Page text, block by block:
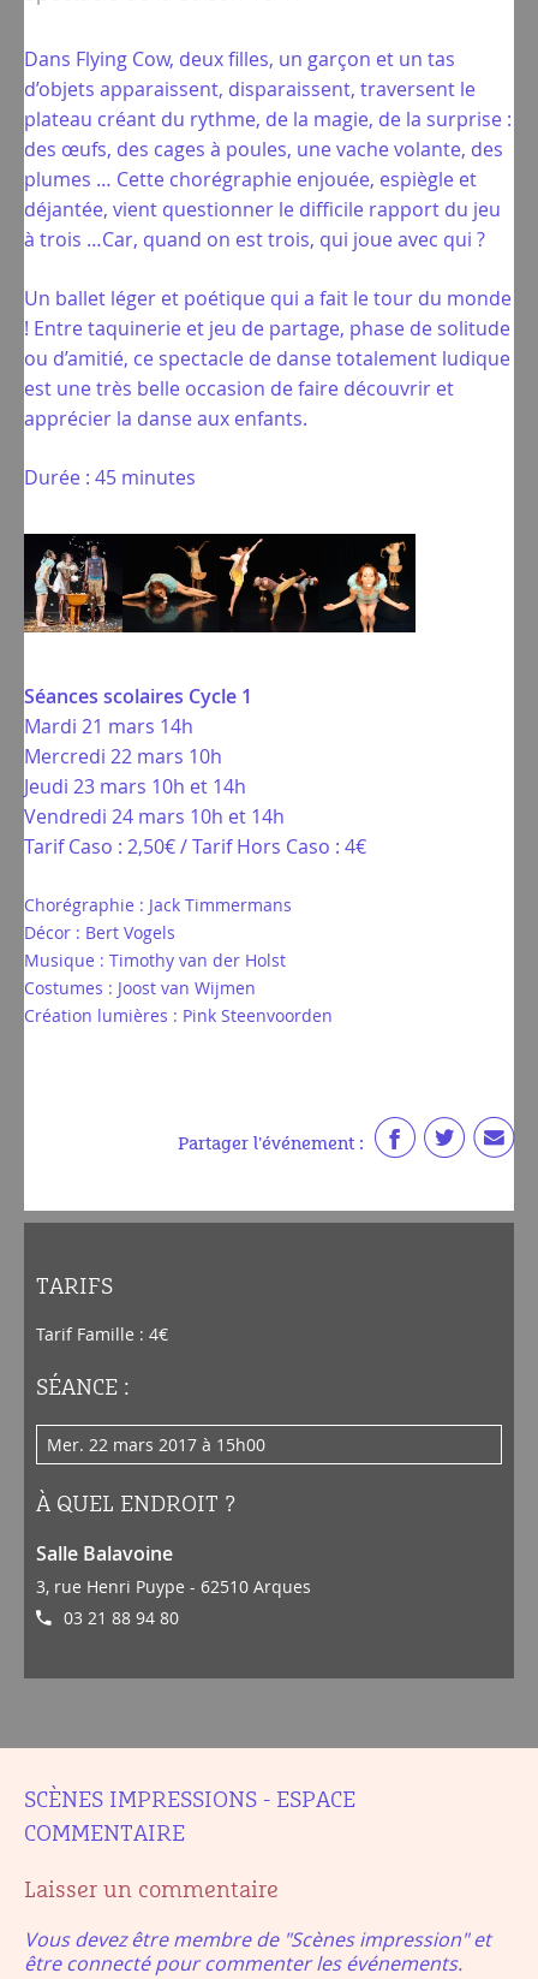
Dans Flying Cow, deux filles, un garçon et un tas
d’objets apparaissent, disparaissent, traversent le
plateau créant du rythme, de la magie, de la surprise :
des œufs, des cages à poules, une vache volante, des
plumes … Cette chorégraphie enjouée, espiègle et
déjantée, vient questionner le difficile rapport du jeu
à trois …Car, quand on est trois, qui joue avec qui ?
Un ballet léger et poétique qui a fait le tour du monde
! Entre taquinerie et jeu de partage, phase de solitude
ou d’amitié, ce spectacle de danse totalement ludique
est une très belle occasion de faire découvrir et
apprécier la danse aux enfants.
Durée : 45 minutes
Séances scolaires Cycle 1
Mardi 21 mars 14h
Mercredi 22 mars 10h
Jeudi 23 mars 10h et 14h
Vendredi 24 mars 10h et 14h
Tarif Caso : 2,50€ / Tarif Hors Caso : 4€
Chorégraphie : Jack Timmermans
Décor : Bert Vogels
Musique : Timothy van der Holst
Costumes : Joost van Wijmen
Création lumières : Pink Steenvoorden
Partager l'événement :
TARIFS
Tarif Famille : 4€
SÉANCE :
mer. 22 mars 2017 à 15h00
À QUEL ENDROIT ?
Salle Balavoine
3, rue Henri Puype - 62510 Arques
03 21 88 94 80
SCÈNES IMPRESSIONS - ESPACE
COMMENTAIRE
Laisser un commentaire
Vous devez être membre de "Scènes impression" et
être connecté pour commenter les événements.